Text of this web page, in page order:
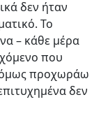
δεν ήταν
Το
– κάθε μέρα
που
όμως προχωράω
δεν